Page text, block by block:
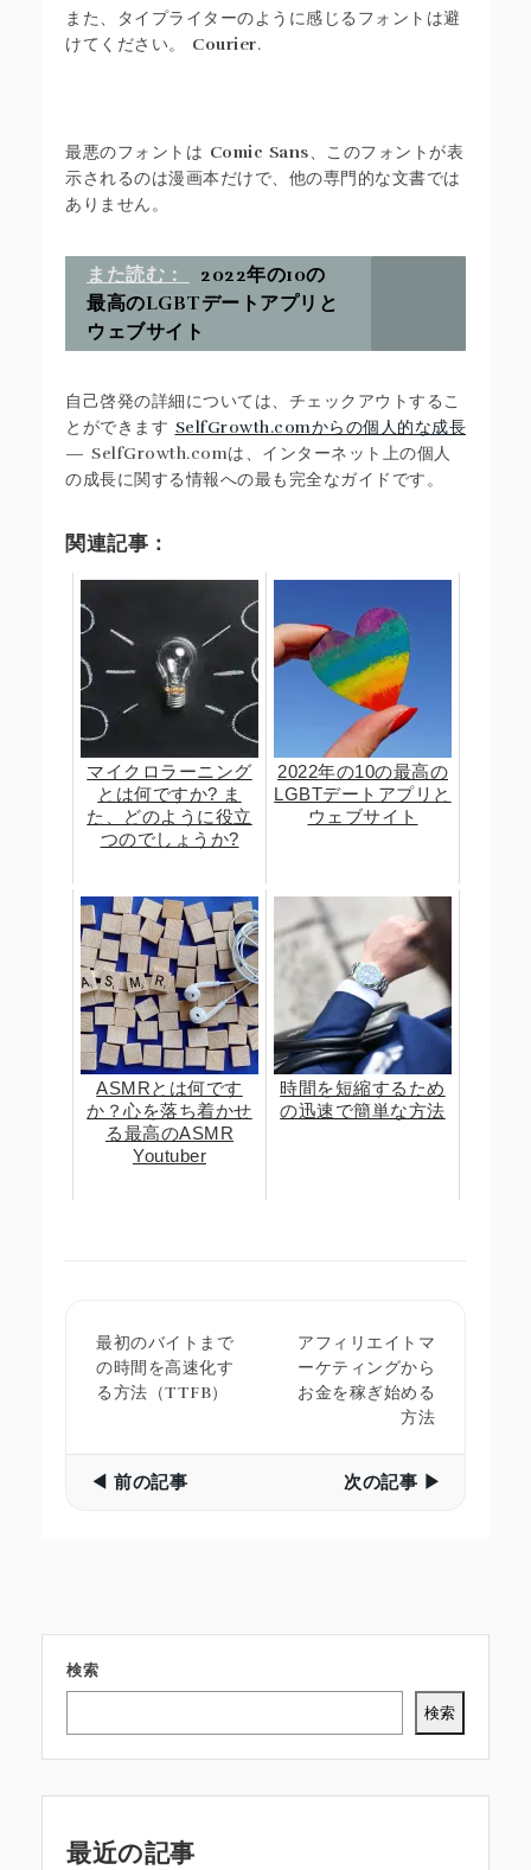
また、タイプライターのように感じるフォントは避
けてください。 Courier.
最悪のフォントは Comic Sans、このフォントが表
示されるのは漫画本だけで、他の専門的な文書では
ありません。
また読む：
2022年の10の
最高のLGBTデートアプリと
ウェブサイト
自己啓発の詳細については、チェックアウトするこ
とができます SelfGrowth.comからの個人的な成長
— SelfGrowth.comは、インターネット上の個人
の成長に関する情報への最も完全なガイドです。
関連記事：
マイクロラーニング
とは何ですか? ま
た、どのように役立
つのでしょうか?
2022年の10の最高の
LGBTデートアプリと
ウェブサイト
ASMRとは何です
か？心を落ち着かせ
る最高のASMR
Youtuber
時間を短縮するため
の迅速で簡単な方法
最初のバイトまで
の時間を高速化す
る方法（TTFB）
アフィリエイトマ
ーケティングから
お金を稼ぎ始める
方法
◀ 前の記事 次の記事 ▶
検索
検索
最近の記事